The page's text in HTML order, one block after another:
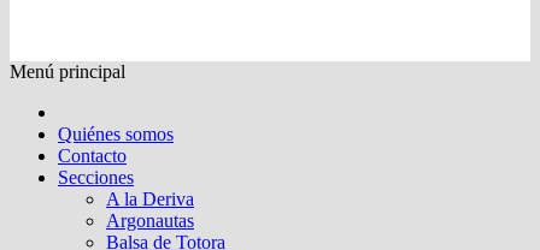
Menú principal
Quiénes somos
Contacto
Secciones
A la Deriva
Argonautas
Balsa de Totora